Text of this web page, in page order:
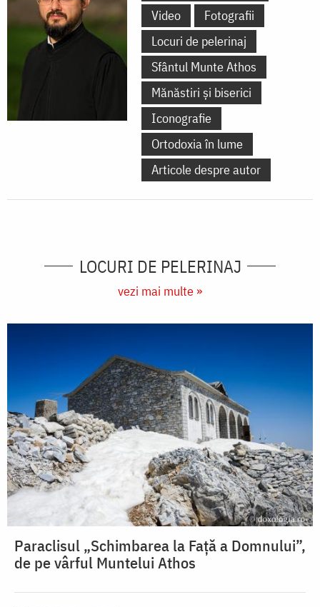
Video
Fotografii
Locuri de pelerinaj
Sfântul Munte Athos
Mănăstiri și biserici
Iconografie
Ortodoxia în lume
Articole despre autor
LOCURI DE PELERINAJ
vezi mai multe »
Paraclisul „Schimbarea la Față a Domnului”,
de pe vârful Muntelui Athos